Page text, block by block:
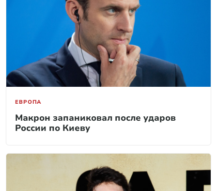
ЕВРОПА
Макрон запаниковал после ударов
России по Киеву